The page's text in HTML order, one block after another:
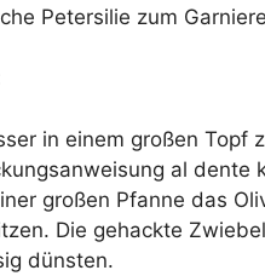
Petersilie zum
in einem großen Topf
al dente
großen Pfanne das
Die gehackte
dünsten.